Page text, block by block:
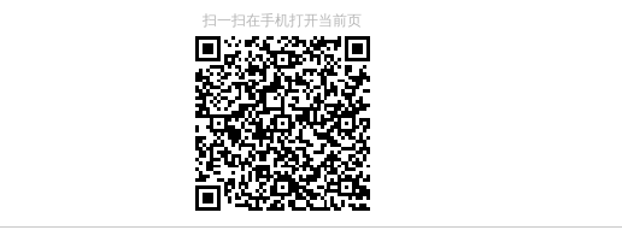
扫一扫在手机打开当前页